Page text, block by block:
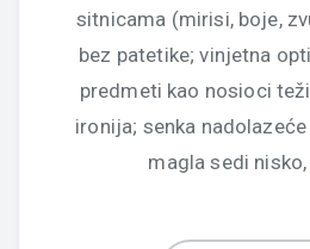
sitnicama (mirisi, boje,
bez patetike; vinjetna
predmeti kao nosioci
ironija; senka
magla sedi